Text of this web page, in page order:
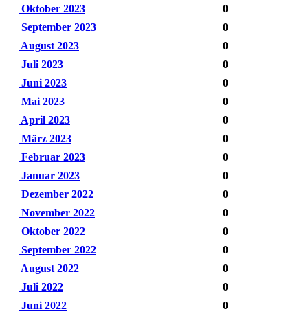
Oktober 2023
0
September 2023
0
August 2023
0
Juli 2023
0
Juni 2023
0
Mai 2023
0
April 2023
0
März 2023
0
Februar 2023
0
Januar 2023
0
Dezember 2022
0
November 2022
0
Oktober 2022
0
September 2022
0
August 2022
0
Juli 2022
0
Juni 2022
0